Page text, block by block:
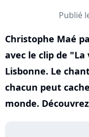
Publié
Christophe Maé
avec le clip de
Lisbonne. Le
chacun peut
monde.